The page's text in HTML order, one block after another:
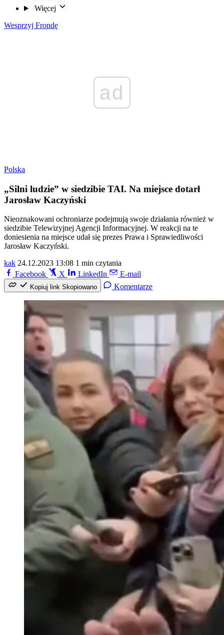
Więcej
Wesprzyj Frondę
ad
Polska
„Silni ludzie” w siedzibie TAI. Na miejsce dotarł
Jarosław Kaczyński
Nieoznakowani ochroniarze podejmują swoje działania również w
siedzibie Telewizyjnej Agencji Informacyjnej. W reakcji na te
doniesienia na miejsce udał się prezes Prawa i Sprawiedliwości
Jarosław Kaczyński.
kak 24.12.2023 13:08 1 min czytania
Facebook
X LinkedIn E-mail
Kopiuj link Skopiowano Komentarze